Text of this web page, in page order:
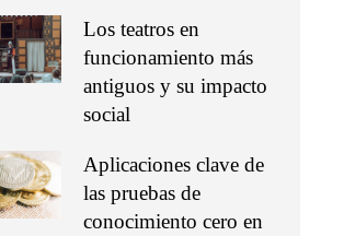
Los teatros en
funcionamiento más
antiguos y su impacto
social
Aplicaciones clave de
las pruebas de
conocimiento cero en